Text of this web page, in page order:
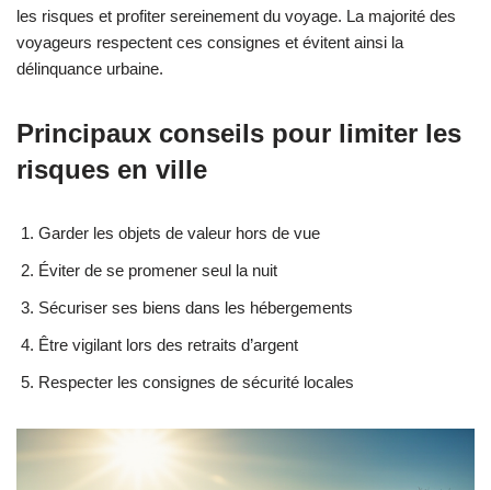
les risques et profiter sereinement du voyage. La majorité des
voyageurs respectent ces consignes et évitent ainsi la
délinquance urbaine.
Principaux conseils pour limiter les
risques en ville
Garder les objets de valeur hors de vue
Éviter de se promener seul la nuit
Sécuriser ses biens dans les hébergements
Être vigilant lors des retraits d’argent
Respecter les consignes de sécurité locales